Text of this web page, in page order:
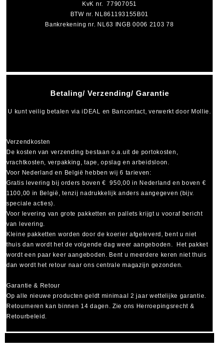
Betaling/ Verzending/ Garantie
U kunt veilig betalen viaiDEAL en Bancontact, verwerkt door Mollie.
Verzendkosten
De kosten van verzending bestaan o.a.uit de portokosten,
vrachtkosten, verpakking, tape, opslag en arbeidsloon.
Voor Nederland en België hebben wij 6 tarieven:
Gratis levering bij orders boven € 950,00 in Nederland en boven €
1100,00 in België, tenzij nadrukkelijk anders aangegeven (bijv.
speciale acties).
Voor levering van grote pakketten en pallets krijgt u vooraf bericht
van levering.
Kleine pakketten worden door de koerier afgeleverd, bent u niet
thuis dan wordt het de volgende dag weer aangeboden. Het pakket
wordt een paar keer aangeboden. Bent u meerdere keren niet thuis
dan wordt het retour naar ons centrale magazijn gezonden.
Garantie & Retour
Op alle nieuwe producten geldt minimaal2 jaar wettelijke garantie.
Retourneren kan binnen 14 dagen. Zie ons Herroepingsrecht &
Retourbeleid.
KvK nr. 77907051
BTW nr. NL861193155B01
Bankrekening nr. NL63 INGB 0006 2103 78